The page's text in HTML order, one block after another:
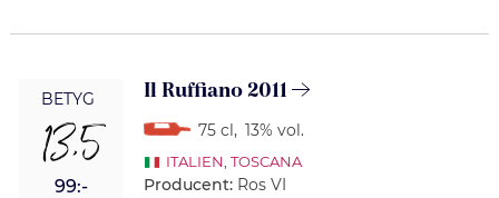
BETYG
13,5
99:-
Il Ruffiano 2011
75 cl, 13% vol.
ITALIEN TOSCANA
Producent: Ros VI